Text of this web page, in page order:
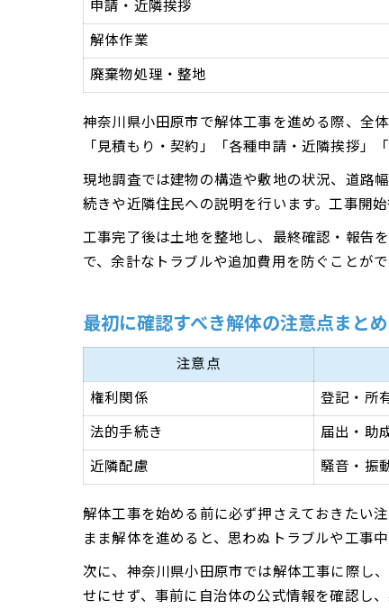
申請・近隣挨拶
解体作業
廃棄物処理・整地
神奈川県小田原市で解体工事を進める際、全
「見積もり・契約」「各種申請・近隣挨拶」
現地調査では建物の構造や敷地の状況、道路
続きや近隣住民への説明を行います。工事開
工事完了後は土地を整地し、最終確認・報告
で、余計なトラブルや追加費用を防ぐことがで
最初に確認すべき解体の注意点まとめ
注意点
権利関係
登記・所
法的手続き
届出・助
近隣配慮
騒音・振
解体工事を始める前に必ず押さえておきたい
まま解体を進めると、思わぬトラブルや工事
次に、神奈川県小田原市では解体工事に際し
せにせず、事前に自治体の公式情報を確認し